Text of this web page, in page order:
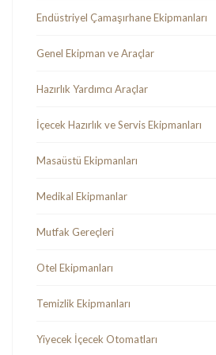
Endüstriyel Çamaşırhane Ekipmanları
Genel Ekipman ve Araçlar
Hazırlık Yardımcı Araçlar
İçecek Hazırlık ve Servis Ekipmanları
Masaüstü Ekipmanları
Medikal Ekipmanlar
Mutfak Gereçleri
Otel Ekipmanları
Temizlik Ekipmanları
Yiyecek İçecek Otomatları